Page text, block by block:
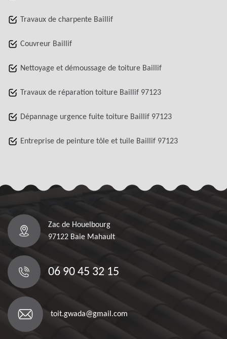
Travaux de charpente Baillif
Couvreur Baillif
Nettoyage et démoussage de toiture Baillif
Travaux de réparation toiture Baillif 97123
Dépannage urgence fuite toiture Baillif 97123
Entreprise de peinture tôle et tuile Baillif 97123
Zac de Houelbourg
97122 Baie Mahault
06 90 45 32 15
toit.gwada@gmail.com